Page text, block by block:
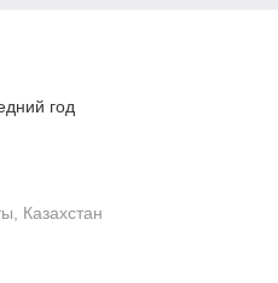
год
Казахстан